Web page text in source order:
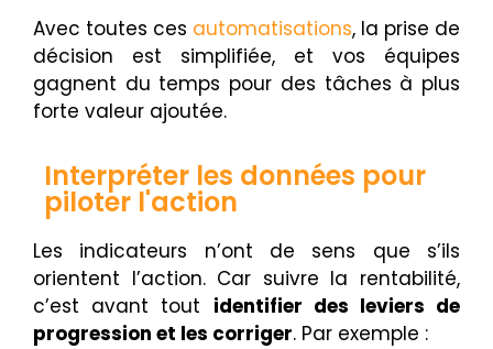
Avec toutes ces automatisations, la prise de
décision est simplifiée, et vos équipes
gagnent du temps pour des tâches à plus
forte valeur ajoutée.
Interpréter les données pour
piloter l'action
Les indicateurs n’ont de sens que s’ils
orientent l’action. Car suivre la rentabilité,
c’est avant tout identifier des leviers de
progression et les corriger. Par exemple :